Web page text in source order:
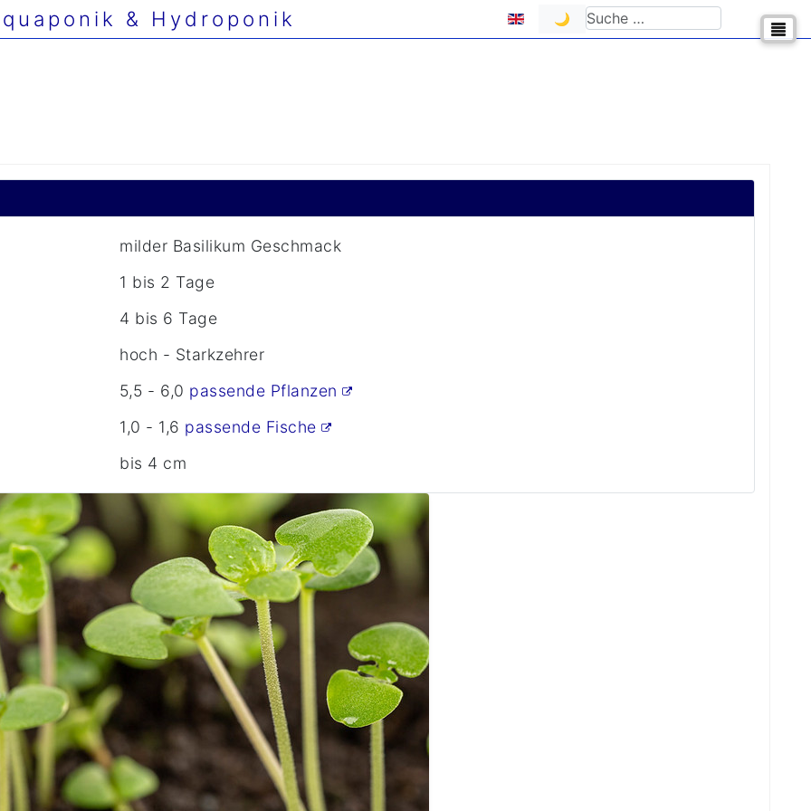
& Hydroponik Sprache auswählen
🌙 Suchen
milder Basilikum Geschmack
1 bis 2 Tage
4 bis 6 Tage
hoch - Starkzehrer
5,5 - 6,0 passende Pflanzen
1,0 - 1,6 passende Fische
bis 4 cm